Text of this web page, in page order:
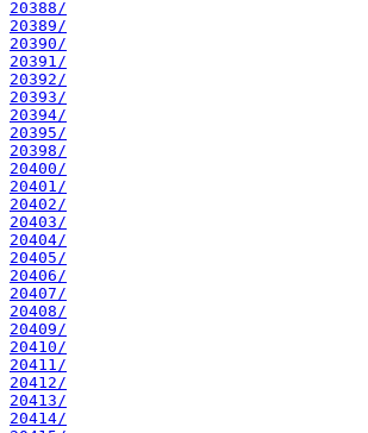
20388/
20389/
20390/
20391/
20392/
20393/
20394/
20395/
20398/
20400/
20401/
20402/
20403/
20404/
20405/
20406/
20407/
20408/
20409/
20410/
20411/
20412/
20413/
20414/